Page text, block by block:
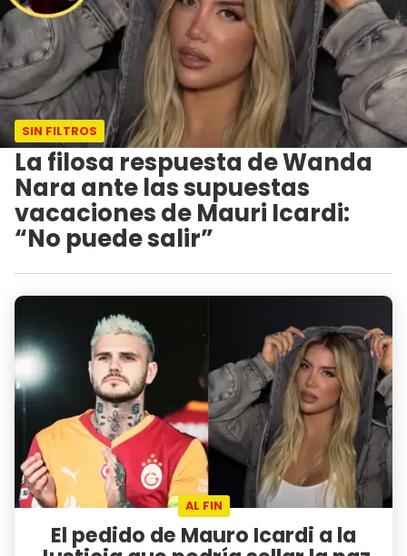
SIN FILTROS
La filosa respuesta de Wanda
Nara ante las supuestas
vacaciones de Mauri Icardi:
“No puede salir”
AL FIN
El pedido de Mauro Icardi a la